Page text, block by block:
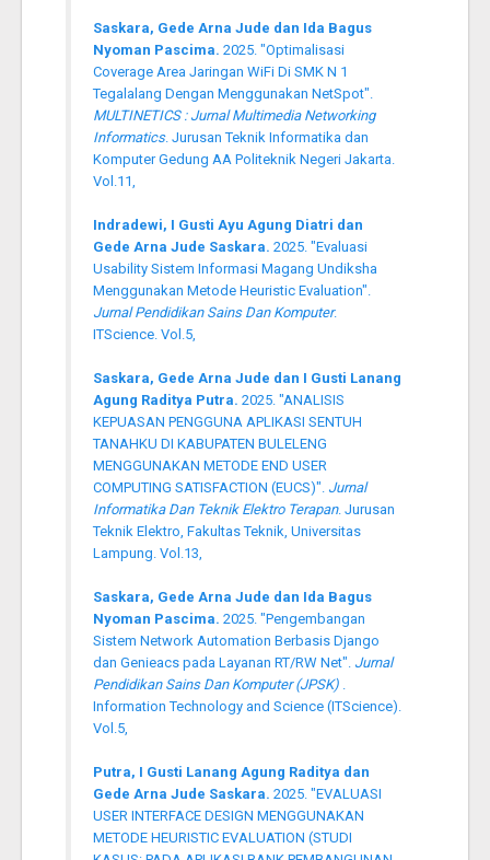
Saskara, Gede Arna Jude dan Ida Bagus
Nyoman Pascima. 2025. "Optimalisasi
Coverage Area Jaringan WiFi Di SMK N 1
Tegalalang Dengan Menggunakan NetSpot".
MULTINETICS : Jurnal Multimedia Networking
Informatics. Jurusan Teknik Informatika dan
Komputer Gedung AA Politeknik Negeri Jakarta.
Vol.11,
Indradewi, I Gusti Ayu Agung Diatri dan
Gede Arna Jude Saskara. 2025. "Evaluasi
Usability Sistem Informasi Magang Undiksha
Menggunakan Metode Heuristic Evaluation".
Jurnal Pendidikan Sains Dan Komputer.
ITScience. Vol.5,
Saskara, Gede Arna Jude dan I Gusti Lanang
Agung Raditya Putra. 2025. "ANALISIS
KEPUASAN PENGGUNA APLIKASI SENTUH
TANAHKU DI KABUPATEN BULELENG
MENGGUNAKAN METODE END USER
COMPUTING SATISFACTION (EUCS)". Jurnal
Informatika Dan Teknik Elektro Terapan. Jurusan
Teknik Elektro, Fakultas Teknik, Universitas
Lampung. Vol.13,
Saskara, Gede Arna Jude dan Ida Bagus
Nyoman Pascima. 2025. "Pengembangan
Sistem Network Automation Berbasis Django
dan Genieacs pada Layanan RT/RW Net". Jurnal
Pendidikan Sains Dan Komputer (JPSK) .
Information Technology and Science (ITScience).
Vol.5,
Putra, I Gusti Lanang Agung Raditya dan
Gede Arna Jude Saskara. 2025. "EVALUASI
USER INTERFACE DESIGN MENGGUNAKAN
METODE HEURISTIC EVALUATION (STUDI